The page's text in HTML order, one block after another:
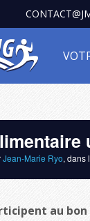
Jean-Marie Ryo, dans
au